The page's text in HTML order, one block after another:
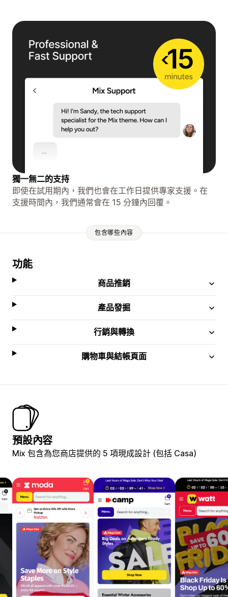
獨一無二的支持
即使在試用期內，我們也會在工作日提供專家支援。在
支援時間內，我們通常會在 15 分鐘內回覆。
包含哪些內容
功能
商品推銷
產品發掘
行銷與轉換
購物車與結帳頁面
預設內容
Mix 包含為您商店提供的 5 項現成設計 (包括 Casa)